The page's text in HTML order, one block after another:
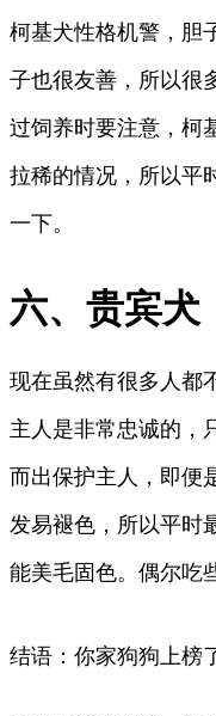
柯基犬性格机警，胆
子也很友善，所以很
过饲养时要注意，柯
拉稀的情况，所以平
一下。
六、贵宾犬
现在虽然有很多人都
主人是非常忠诚的，
而出保护主人，即便
发易褪色，所以平时
能美毛固色。偶尔吃
结语：你家狗狗上榜